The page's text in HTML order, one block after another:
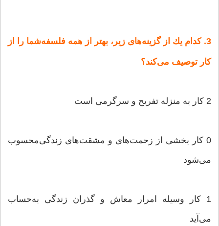
3. كدام‌ یك‌ از گزینه‌های‌ زیر، بهتر از همه‌ فلسفه‌شما را از
كار توصیف‌ می‌كند؟
2 كار به‌ منزله‌ تفریح‌ و سرگرمی‌ است‌
0 كار بخشی‌ از زحمت‌های‌ و مشقت‌های‌ زندگی‌محسوب‌
می‌شود
1 كار وسیله‌ امرار معاش‌ و گذران‌ زندگی‌ به‌حساب‌
می‌آید